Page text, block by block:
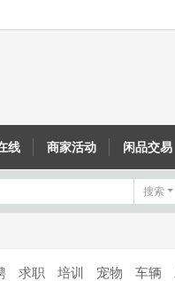
线 商家活动 闲品交易
搜索
求职 培训 宠物 车辆